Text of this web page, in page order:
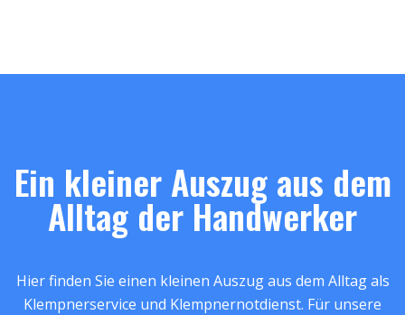
Ein kleiner Auszug aus dem
Alltag der Handwerker
Hier finden Sie einen kleinen Auszug aus dem Alltag als
Klempnerservice und Klempnernotdienst. Für unsere